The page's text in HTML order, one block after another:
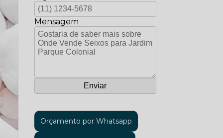
Mensagem
Orçamento por Whatsapp